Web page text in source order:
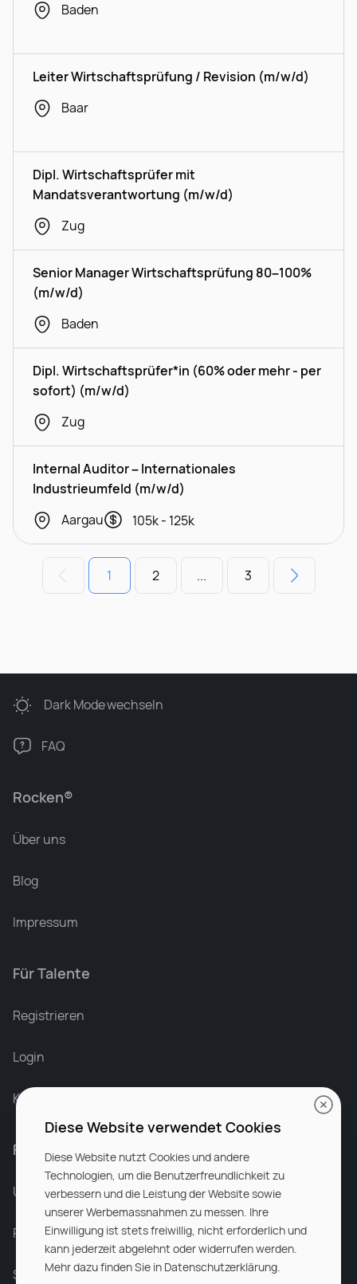
Baden
Leiter Wirtschaftsprüfung / Revision (m/w/d)
Baar
Dipl. Wirtschaftsprüfer mit
Mandatsverantwortung (m/w/d)
Zug
Senior Manager Wirtschaftsprüfung 80–100%
(m/w/d)
Baden
Dipl. Wirtschaftsprüfer*in (60% oder mehr - per
sofort) (m/w/d)
Zug
Internal Auditor – Internationales
Industrieumfeld (m/w/d)
Aargau
105k - 125k
1 2 ... 3
Rocken®
Über uns
Blog
Impressum
Für Talente
Registrieren
Login
Karriere bei Rocken
Für Unternehmen
Unsere Dienstleistungen
Partnerunternehmen
Sitemap
Dark Modewechseln
FAQ
Diese Website verwendet Cookies
Diese Website nutzt Cookies und andere
Technologien, um die Benutzerfreundlichkeit zu
verbessern und die Leistung der Website sowie
unserer Werbemassnahmen zu messen. Ihre
Einwilligung ist stets freiwillig, nicht erforderlich und
kann jederzeit abgelehnt oder widerrufen werden.
Mehr dazu finden Sie in Datenschutzerklärung.